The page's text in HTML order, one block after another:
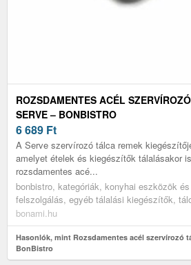
ROZSDAMENTES ACÉL
SERVE – BONBISTRO
6 689 Ft
A Serve szervírozó tálca remek
amelyet ételek és kiegészítők tálalásakor
rozsdamentes acé...
bonbistro, kategóriák, konyhai eszközök
felszolgálás, egyéb tálalási kiegészítők,
bonami.hu
Hasonlók, mint Rozsdamentes acél szervírozó
BonBistro